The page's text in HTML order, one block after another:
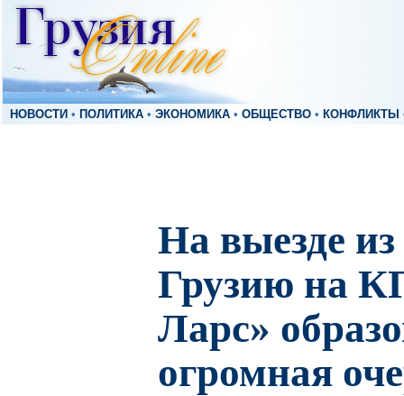
НОВОСТИ • ПОЛИТИКА • ЭКОНОМИКА • ОБЩЕСТВО • КОНФЛИКТЫ
На выезде
Грузию на
Ларс»
огромная